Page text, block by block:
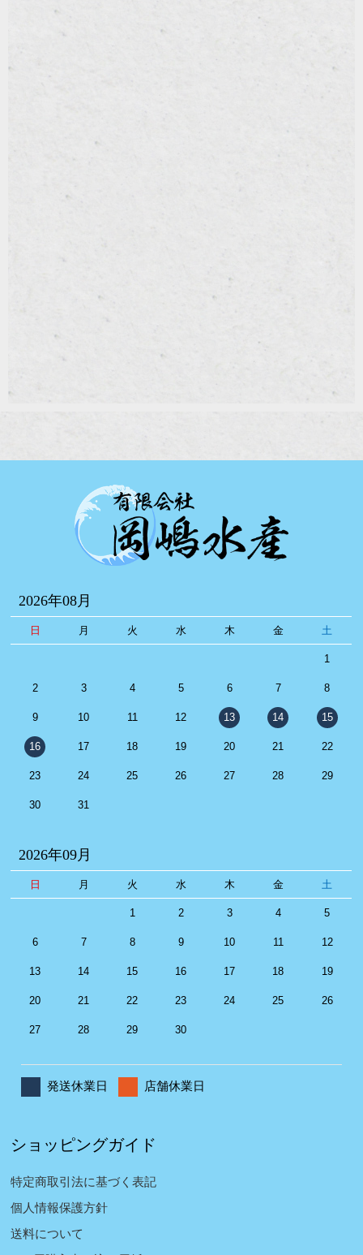
2026年08月
日 月 火 水 木 金 土
1
2 3 4 5 6 7 8
9 10 11 12 13 14 15
16 17 18 19 20 21 22
23 24 25 26 27 28 29
30 31
2026年09月
日 月 火 水 木 金 土
1 2 3 4 5
6 7 8 9 10 11 12
13 14 15 16 17 18 19
20 21 22 23 24 25 26
27 28 29 30
発送休業日 店舗休業日
ショッピングガイド
特定商取引法に基づく表記
個人情報保護方針
送料について